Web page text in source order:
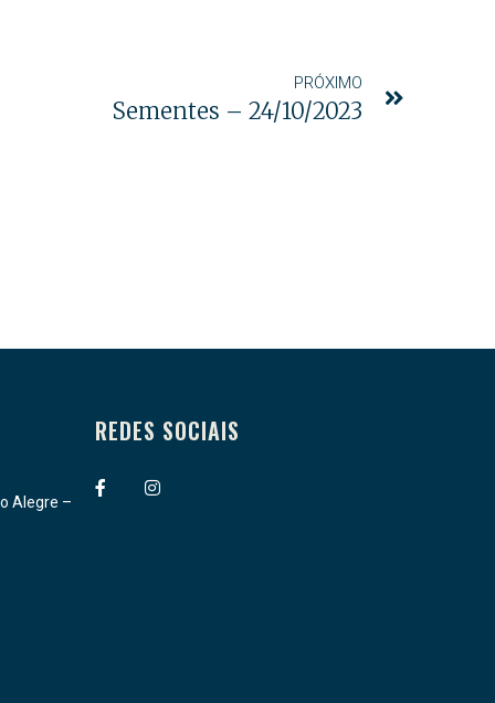
PRÓXIMO
Sementes – 24/10/2023
Alegre –
REDES SOCIAIS